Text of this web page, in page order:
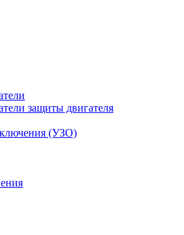
защиты двигателя
(УЗО)